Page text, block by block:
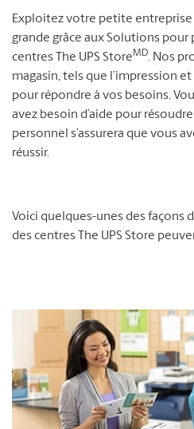
Exploitez votre petite entreprise
grande grâce aux Solutions
centres The UPS StoreMD. Nos
magasin, tels que l’impression
pour répondre à vos besoins.
avez besoin d’aide pour
personnel s’assurera que vous
réussir.
Voici quelques-unes des façons
des centres The UPS Store